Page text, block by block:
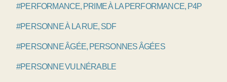
#PERFORMANCE, PRIME À LA PERFORMANCE, P4P
#PERSONNE À LA RUE, SDF
#PERSONNE ÂGÉE, PERSONNES ÂGÉES
#PERSONNE VULNÉRABLE